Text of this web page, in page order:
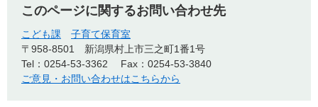
このページに関するお問い合わせ先
こども課
子育て保育室
〒958-8501
新潟県村上市三之町1番1号
Tel：0254-53-3362
Fax：0254-53-3840
ご意見・お問い合わせはこちらから